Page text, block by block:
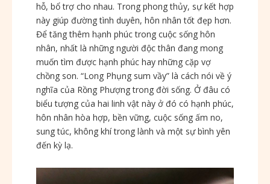
hỗ, bổ trợ cho nhau. Trong phong thủy, sự kết hợp
này giúp đường tình duyên, hôn nhân tốt đẹp hơn.
Để tăng thêm hạnh phúc trong cuộc sống hôn
nhân, nhất là những người độc thân đang mong
muốn tìm được hạnh phúc hay những cặp vợ
chồng son. “Long Phụng sum vầy” là cách nói về ý
nghĩa của Rồng Phượng trong đời sống. Ở đâu có
biểu tượng của hai linh vật này ở đó có hạnh phúc,
hôn nhân hòa hợp, bền vững, cuộc sống ấm no,
sung túc, không khí trong lành và một sự bình yên
đến kỳ lạ.